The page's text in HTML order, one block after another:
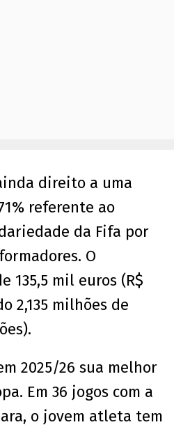
direito a uma
referente ao
da Fifa por
O
135,5 mil euros (R$
2,135 milhões de
2025/26 sua melhor
Em 36 jogos com a
o jovem atleta tem